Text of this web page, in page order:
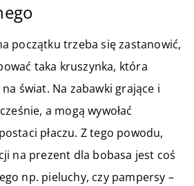
początku trzeba się zastanowić,
taka kruszynka, która
świat. Na zabawki grające i
a mogą wywołać
płaczu. Z tego powodu,
na prezent dla bobasa jest coś
np. pieluchy, czy pampersy –